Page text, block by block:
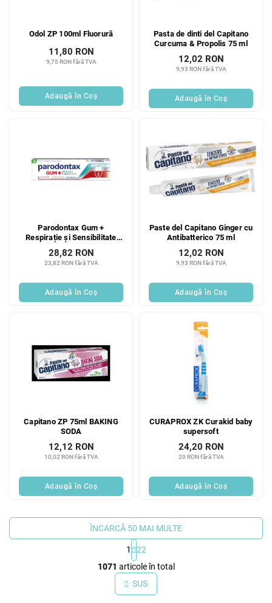
Odol ZP 100ml Fluorură
9,75 RON fără TVA
11,80 RON
Adaugă în Coş
Pasta de dinti del Capitano
Curcuma & Propolis 75 ml
9,93 RON fără TVA
12,02 RON
Adaugă în Coş
Parodontax Gum +
Respirație și Sensibilitate
23,82 RON fără TVA
28,82 RON
Adaugă în Coş
Paste del Capitano Ginger cu
Antibatterico 75 ml
9,93 RON fără TVA
12,02 RON
Adaugă în Coş
Capitano ZP 75ml BAKING
SODA
10,02 RON fără TVA
12,12 RON
Adaugă în Coş
CURAPROX ZK Curakid baby
supersoft
20 RON fără TVA
24,20 RON
Adaugă în Coş
C
o
n
t
ÎNCARCĂ 50 MAI MULTE
1
22
1071 articole în total
SUS